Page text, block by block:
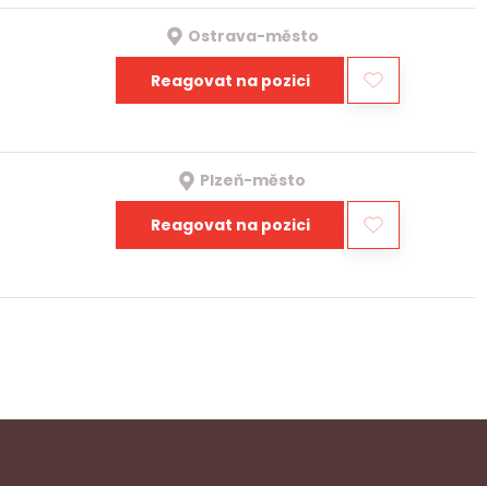
Ostrava-město
Reagovat na pozici
Plzeň-město
Reagovat na pozici